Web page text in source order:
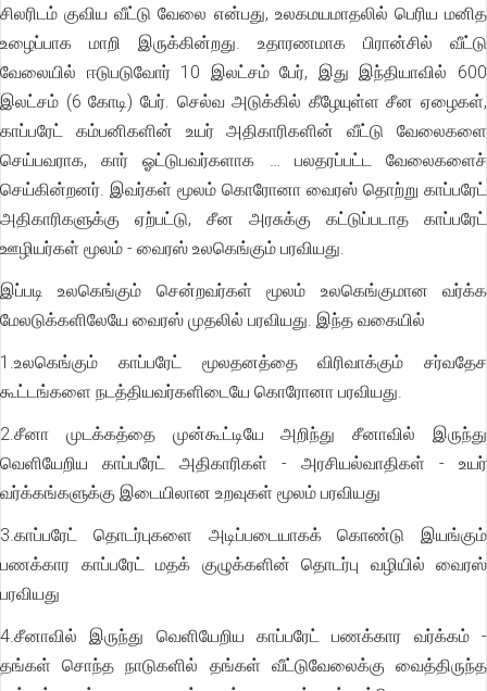
சிலரிடம் குவிய வீட்டு வேலை என்பது, உலகமயமாதலில் பெரிய மனித
உழைப்பாக மாறி இருக்கின்றது. உதாரணமாக பிரான்சில் வீட்டு
வேலையில் ஈடுபடுவோர் 10 இலட்சம் பேர், இது இந்தியாவில் 600
இலட்சம் (6 கோடி) பேர். செல்வ அடுக்கில் கீழேயுள்ள சீன ஏழைகள்,
காப்பரேட் கம்பனிகளின் உயர் அதிகாரிகளின் வீட்டு வேலைகளை
செய்பவராக, கார் ஓட்டுபவர்களாக … பலதரப்பட்ட வேலைகளைச்
செய்கின்றனர். இவர்கள் மூலம் கொரோனா வைரஸ் தொற்று காப்பரேட்
அதிகாரிகளுக்கு ஏற்பட்டு, சீன அரசுக்கு கட்டுப்படாத காப்பரேட்
ஊழியர்கள் மூலம் - வைரஸ் உலகெங்கும் பரவியது.
இப்படி உலகெங்கும் சென்றவர்கள் மூலம் உலகெங்குமான வர்க்க
மேலடுக்களிலேயே வைரஸ் முதலில் பரவியது. இந்த வகையில்
1.உலகெங்கும் காப்பரேட் மூலதனத்தை விரிவாக்கும் சர்வதேச
கூட்டங்களை நடத்தியவர்களிடையே கொரோனா பரவியது.
2.சீனா முடக்கத்தை முன்கூட்டியே அறிந்து சீனாவில் இருந்து
வெளியேறிய காப்பரேட் அதிகாரிகள் - அரசியல்வாதிகள் - உயர்
வர்க்கங்களுக்கு இடையிலான உறவுகள் மூலம் பரவியது
3.காப்பரேட் தொடர்புகளை அடிப்படையாகக் கொண்டு இயங்கும்
பணக்கார காப்பரேட் மதக் குழுக்களின் தொடர்பு வழியில் வைரஸ்
பரவியது
4.சீனாவில் இருந்து வெளியேறிய காப்பரேட் பணக்கார வர்க்கம் -
தங்கள் சொந்த நாடுகளில் தங்கள் வீட்டுவேலைக்கு வைத்திருந்த